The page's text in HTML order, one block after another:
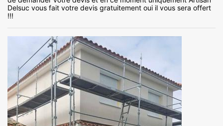
Delsuc vous fait votre devis gratuitement oui il vous sera offert
!!!